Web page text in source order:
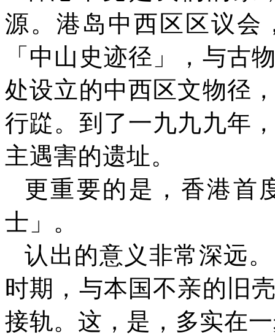
源。港岛中西区区议会
「中山史迹径」，与古
处设立的中西区文物径
行踨。到了一九九九年
主遇害的遗址。
更重要的是，香港首
士」。
认出的意义非常深远
时期，与本国不亲的旧
接轨。这，是，多实在